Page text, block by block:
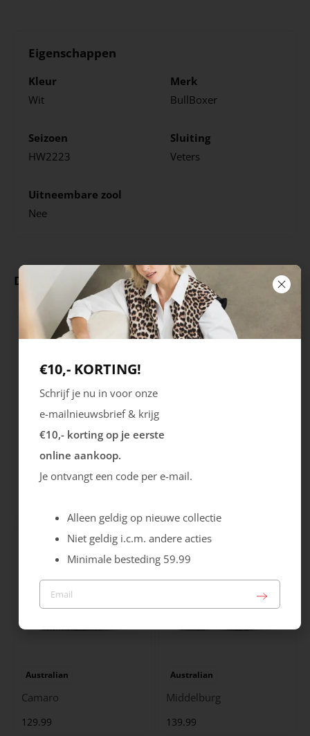
Eigenschappen
Kleur
Wit
Merk
BullBoxer
Seizoen
HW2223
Sluiting
Veters
Uitneembare zool
Nee
Deze producten ga je leuk vinden
Ecco
City Stride Grants
Australian
Camaro
129.99
Australian
Middelburg
139.99
€10,- KORTING!
Schrijf je nu in voor onze
e-mailnieuwsbrief & krijg
€10,- korting op je eerste
online aankoop.
Je ontvangt een code per e-mail.
Alleen geldig op nieuwe collectie
Niet geldig i.c.m. andere acties
Minimale besteding 59.99